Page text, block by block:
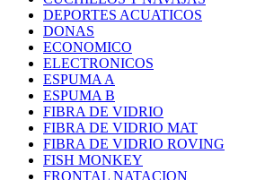
DEPORTES ACUATICOS
DONAS
ECONOMICO
ELECTRONICOS
ESPUMA A
ESPUMA B
FIBRA DE VIDRIO
FIBRA DE VIDRIO MAT
FIBRA DE VIDRIO ROVING
FISH MONKEY
FRONTAL NATACION